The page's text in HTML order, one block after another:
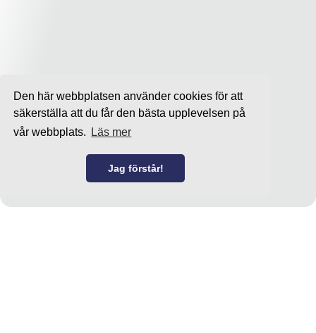
Den här webbplatsen använder cookies för att
säkerställa att du får den bästa upplevelsen på
vår webbplats.
Läs mer
Jag förstår!